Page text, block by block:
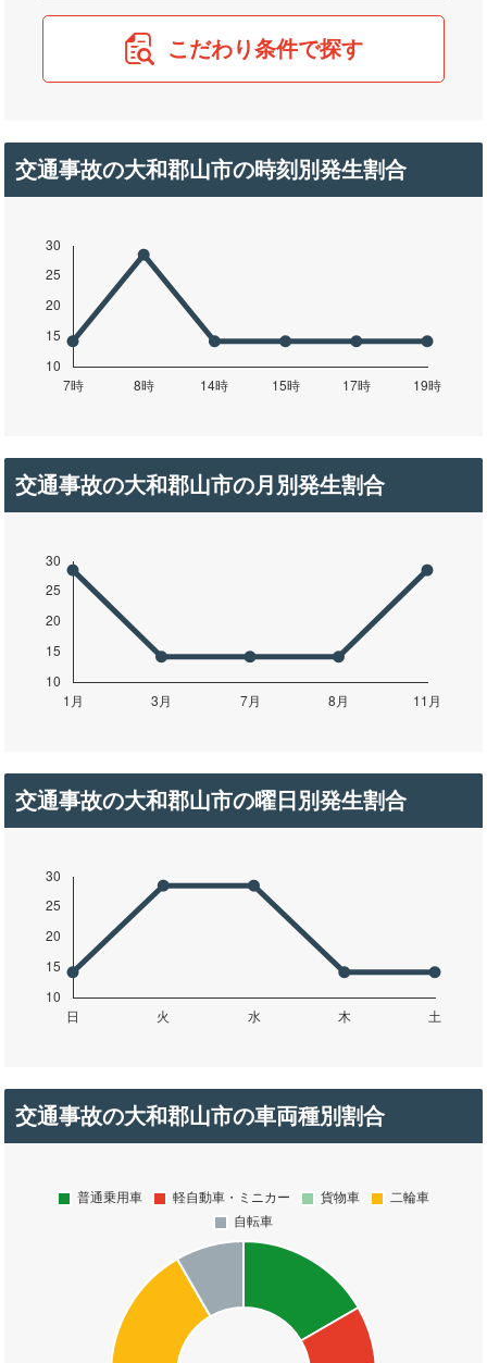
こだわり条件で探す
交通事故の大和郡山市の時刻別発生割合
交通事故の大和郡山市の月別発生割合
交通事故の大和郡山市の曜日別発生割合
交通事故の大和郡山市の車両種別割合